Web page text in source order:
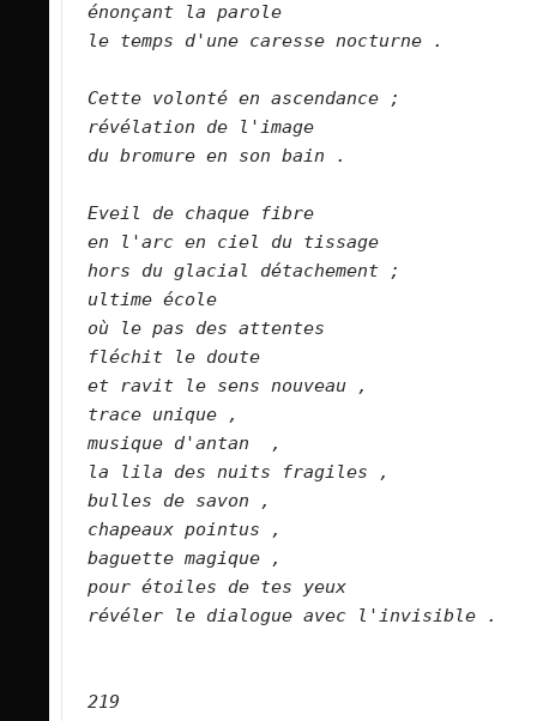
énonçant la parole
le temps d'une caresse nocturne .
Cette volonté en ascendance ;
révélation de l'image
du bromure en son bain .
Eveil de chaque fibre
en l'arc en ciel du tissage
hors du glacial détachement ;
ultime école
où le pas des attentes
fléchit le doute
et ravit le sens nouveau ,
trace unique ,
musique d'antan  ,
la lila des nuits fragiles ,
bulles de savon ,
chapeaux pointus ,
baguette magique ,
pour étoiles de tes yeux
révéler le dialogue avec l'invisible .
219